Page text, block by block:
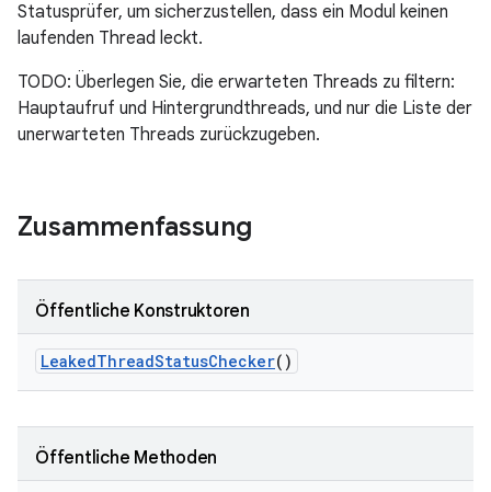
Statusprüfer, um sicherzustellen, dass ein Modul keinen
laufenden Thread leckt.
TODO: Überlegen Sie, die erwarteten Threads zu filtern:
Hauptaufruf und Hintergrundthreads, und nur die Liste der
unerwarteten Threads zurückzugeben.
Zusammenfassung
Öffentliche Konstruktoren
LeakedThreadStatusChecker()
Öffentliche Methoden